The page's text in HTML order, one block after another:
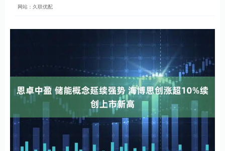
网站：久联优配